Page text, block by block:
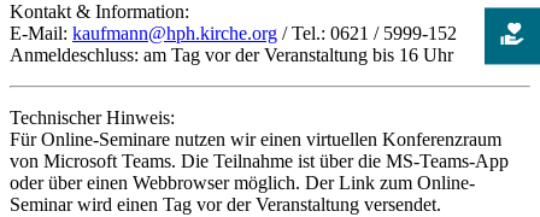
Kontakt & Information:
E-Mail: kaufmann@hph.kirche.org / Tel.: 0621 / 5999-152
Anmeldeschluss: am Tag vor der Veranstaltung bis 16 Uhr
Technischer Hinweis:
Für Online-Seminare nutzen wir einen virtuellen Konferenzraum
von Microsoft Teams. Die Teilnahme ist über die MS-Teams-App
oder über einen Webbrowser möglich. Der Link zum Online-
Seminar wird einen Tag vor der Veranstaltung versendet.